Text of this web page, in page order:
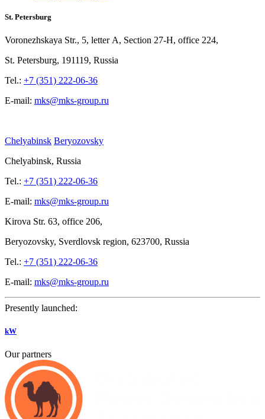
St. Petersburg
Voronezhskaya Str., 5, letter A, Section 27-Н, office 224,
St. Petersburg, 191119, Russia
Tel.: +7 (351) 222-06-36
E-mail: mks@mks-group.ru
Chelyabinsk Beryozovsky
Chelyabinsk, Russia
Tel.: +7 (351) 222-06-36
E-mail: mks@mks-group.ru
Kirova Str. 63, office 206,
Beryozovsky, Sverdlovsk region, 623700, Russia
Tel.: +7 (351) 222-06-36
E-mail: mks@mks-group.ru
Presently launched:
kW
Our partners